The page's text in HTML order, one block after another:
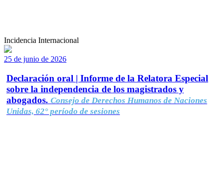
Incidencia Internacional
25 de junio de 2026
Declaración oral | Informe de la Relatora Especial
sobre la independencia de los magistrados y
abogados. Consejo de Derechos Humanos de Naciones
Unidas, 62° período de sesiones